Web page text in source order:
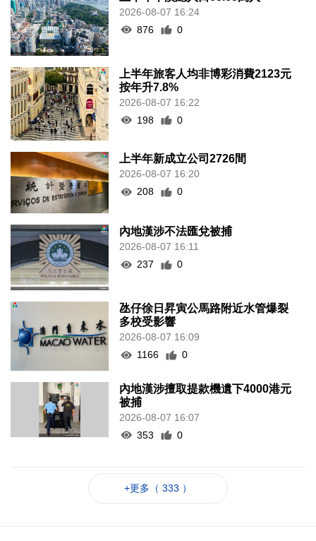
2026-08-07 16:24
876
0
上半年旅客人均非博彩消費2123元
按年升7.8%
2026-08-07 16:22
198
0
上半年新成立公司2726間
2026-08-07 16:20
208
0
內地漢涉不法匯兌被捕
2026-08-07 16:11
237
0
氹仔徐日昇寅公馬路附近水管爆裂
多校受影響
2026-08-07 16:09
1166
0
內地漢涉擅取提款機遺下4000港元
被捕
2026-08-07 16:07
353
0
+更多（ 333 ）